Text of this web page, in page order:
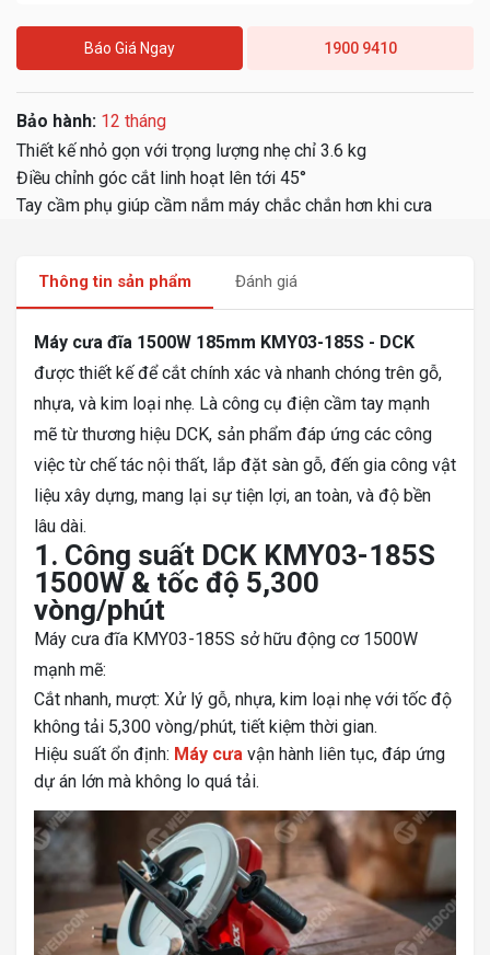
Báo Giá Ngay 1900 9410
Bảo hành: 12 tháng
Thiết kế nhỏ gọn với trọng lượng nhẹ chỉ 3.6 kg
Điều chỉnh góc cắt linh hoạt lên tới 45°
Tay cầm phụ giúp cầm nắm máy chắc chắn hơn khi cưa
Thông tin sản phẩm Đánh giá
Máy cưa đĩa 1500W 185mm KMY03-185S - DCK
được thiết kế để cắt chính xác và nhanh chóng trên gỗ,
nhựa, và kim loại nhẹ. Là công cụ điện cầm tay mạnh
mẽ từ thương hiệu DCK, sản phẩm đáp ứng các công
việc từ chế tác nội thất, lắp đặt sàn gỗ, đến gia công vật
liệu xây dựng, mang lại sự tiện lợi, an toàn, và độ bền
lâu dài.
1. Công suất DCK KMY03-185S
1500W & tốc độ 5,300
vòng/phút
Máy cưa đĩa KMY03-185S sở hữu động cơ 1500W
mạnh mẽ:
Cắt nhanh, mượt: Xử lý gỗ, nhựa, kim loại nhẹ với tốc độ
không tải 5,300 vòng/phút, tiết kiệm thời gian.
Hiệu suất ổn định: Máy cưa vận hành liên tục, đáp ứng
dự án lớn mà không lo quá tải.